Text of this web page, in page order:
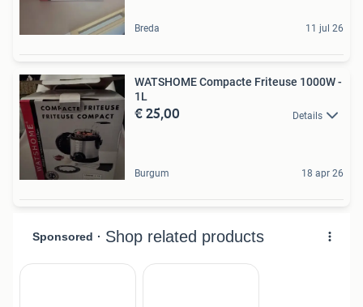
Breda 11 jul 26
WATSHOME Compacte Friteuse 1000W -
1L
€ 25,00 Details
Burgum 18 apr 26